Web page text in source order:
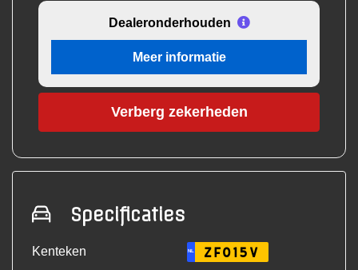
Dealeronderhouden
Meer informatie
Verberg zekerheden
Specificaties
Kenteken NL ZF015V